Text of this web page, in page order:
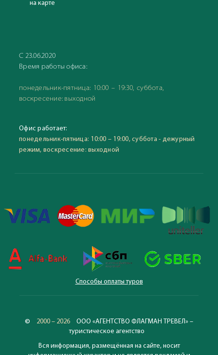
на карте
С 23.06.2020
Время работы офиса:
понедельник-пятница: 10:00 – 19:30, суббота,
воскресение: выходной
Офис работает:
понедельник-пятница: 10:00 – 19:00, суббота - дежурный
режим, воскресение: выходной
Способы оплаты туров
© 2000 – 2026
ООО «АГЕНТСТВО ФЛАГМАН ТРЕВЕЛ» –
туристическое агентство
Вся информация, размещённая на сайте, носит